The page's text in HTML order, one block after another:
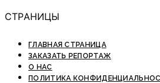
СТРАНИЦЫ
ГЛАВНАЯ СТРАНИЦА
ЗАКАЗАТЬ РЕПОРТАЖ
О НАС
ПОЛИТИКА